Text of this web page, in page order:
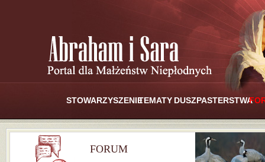
STOWARZYSZENIETEMATY DUSZPASTERSTWA
FORUM